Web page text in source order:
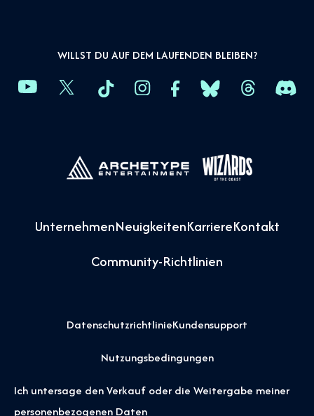
WILLST DU AUF DEM LAUFENDEN BLEIBEN?
UnternehmenNeuigkeitenKarriereKontakt
Community-Richtlinien
DatenschutzrichtlinieKundensupport
Nutzungsbedingungen
Ich untersage den Verkauf oder die Weitergabe meiner
personenbezogenen Daten